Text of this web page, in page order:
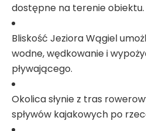
dostępne na terenie obiektu.
Bliskość Jeziora Wągiel
wodne, wędkowanie i
pływającego.
Okolica słynie z tras
spływów kajakowych po